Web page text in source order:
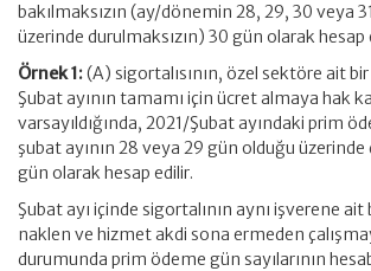
bakılmaksızın (ay/dönemin 28, 29, 30 veya
üzerinde durulmaksızın) 30 gün olarak hesap
Örnek 1:(A) sigortalısının, özel sektöre ait
Şubat ayının tamamı için ücret almaya hak
varsayıldığında, 2021/Şubat ayındaki prim
şubat ayının 28 veya 29 gün olduğu üzerinde
gün olarak hesap edilir.
Şubat ayı içinde sigortalının aynı işverene
naklen ve hizmet akdi sona ermeden
durumunda prim ödeme gün sayılarının